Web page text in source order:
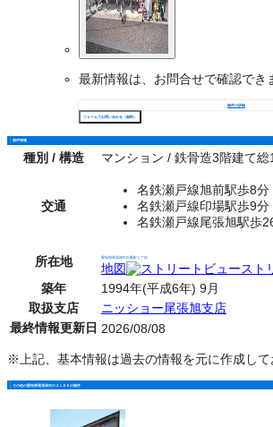
最新情報は、お問合せで確認でき
物件の詳細
フォームでお問い合わせ（無料）
物件情報
種別 / 構造 マンション / 鉄骨造3階建て総
交通
名鉄瀬戸線旭前駅歩8分
名鉄瀬戸線印場駅歩9分
名鉄瀬戸線尾張旭駅歩
所在地 愛知県尾張旭市白鳳町１丁目
地図
スト
築年
1994年(平成6年) 9月
取扱支店
ニッショー尾張旭支店
最終情報更新日 2026/08/08
※上記、基本情報は過去の情報を元に作成して
その他の愛知県尾張旭市の２ＬＤＫの物件